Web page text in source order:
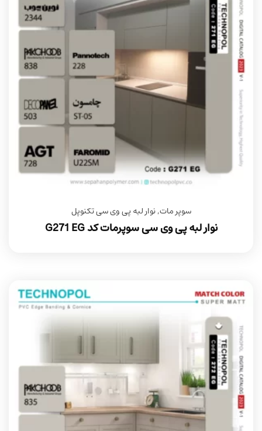
سوپر مات,نوار لبه پی وی سی تکنوپل
نوار لبه پی وی سی سوپرمات کد G271 EG